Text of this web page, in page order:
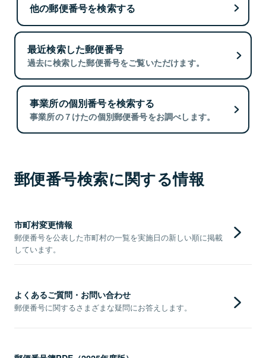
他の郵便番号を検索する
最近検索した郵便番号
過去に検索した郵便番号をご覧いただけます。
事業所の個別番号を検索する
事業所の７けたの個別郵便番号をお調べします。
郵便番号検索に関する情報
市町村変更情報
郵便番号を公表した市町村の一覧を実施日の新しい順に掲載
しています。
よくあるご質問・お問い合わせ
郵便番号に関するさまざまな疑問にお答えします。